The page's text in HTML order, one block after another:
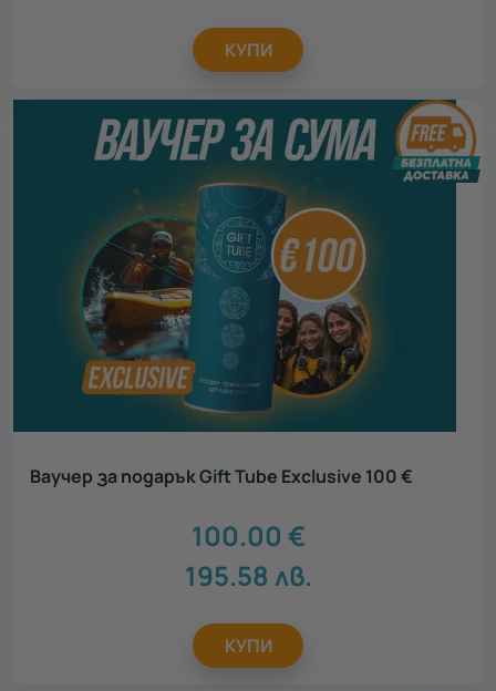
КУПИ
Ваучер за подарък Gift Tube Exclusive 100 €
100.00 €
195.58 лв.
КУПИ